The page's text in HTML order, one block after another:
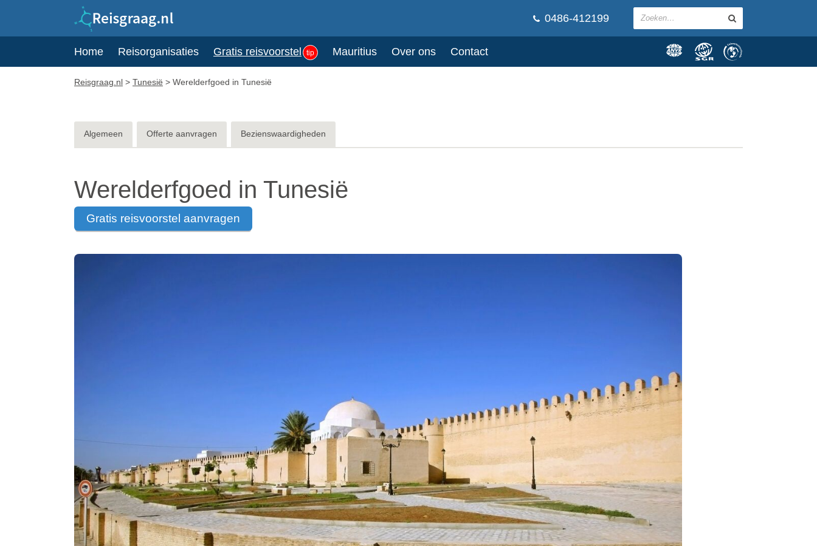
0486-412199
Home Reisorganisaties Gratis reisvoorstel tip Mauritius Over ons Contact
Reisgraag.nl > Tunesië > Werelderfgoed in Tunesië
Algemeen Offerte aanvragen Bezienswaardigheden
Werelderfgoed in Tunesië
gratis reisvoorstel aanvragen